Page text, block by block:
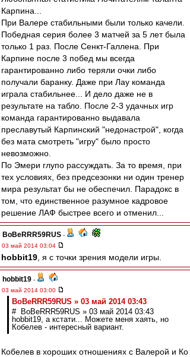
Карпина...
При Валере стабильными были только качели.
Победная серия более 3 матчей за 5 лет была
только 1 раз. После Сенкт-Галлена. При
Карпине после 3 побед мы всегда
гарантированно либо теряли очки либо
получали баранку. Даже при Лау команда
играла стабильнее... И дело даже не в
результате на табло. После 2-3 удачных игр
команда гарантированно выдавала
преславутый Карпинский "недонастрой", когда
без мата смотреть "игру" было просто
невозможно.
По Эмери глупо рассуждать. За то время, при
тех условиях, без предсезонки ни один тренер
мира результат бы не обеспечил. Парадокс в
том, что единственное разумное кадровое
решение ЛАФ быстрее всего и отменил...
BoBeRRR59RUS -
03 май 2014 03:04
hobbit19 , я с точки зрения модели игры.
hobbit19 -
03 май 2014 03:00
BoBeRRR59RUS » 03 май 2014 03:43
# BoBeRRR59RUS » 03 май 2014 03:43
hobbit19, а кстати... Можете меня хаять, но
Кобелев - интересный вариант.
Кобелев в хороших отношениях с Валерой и Ко